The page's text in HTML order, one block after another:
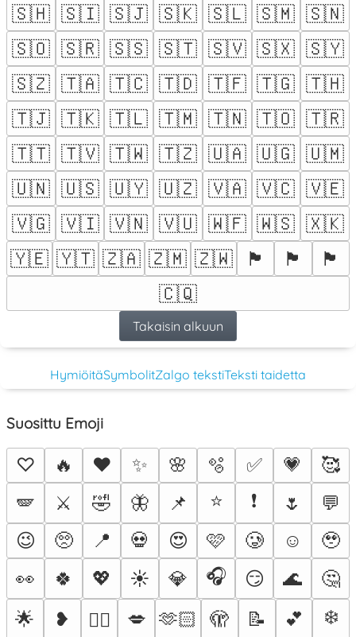
🇸🇭 🇸🇮 🇸🇯 🇸🇰 🇸🇱 🇸🇲 🇸🇳
🇸🇴 🇸🇷 🇸🇸 🇸🇹 🇸🇻 🇸🇽 🇸🇾
🇸🇿 🇹🇦 🇹🇨 🇹🇩 🇹🇫 🇹🇬 🇹🇭
🇹🇯 🇹🇰 🇹🇱 🇹🇲 🇹🇳 🇹🇴 🇹🇷
🇹🇹 🇹🇻 🇹🇼 🇹🇿 🇺🇦 🇺🇬 🇺🇲
🇺🇳 🇺🇸 🇺🇾 🇺🇿 🇻🇦 🇻🇨 🇻🇪
🇻🇬 🇻🇮 🇻🇳 🇻🇺 🇼🇫 🇼🇸 🇽🇰
🇾🇪 🇾🇹 🇿🇦 🇿🇲 🇿🇼 🏴󠁧󠁢󠁥󠁮󠁧󠁿 🏴󠁧󠁢󠁳󠁣󠁴󠁿
🏴󠁧󠁢󠁷󠁬󠁳󠁿
🇨🇶
Takaisin alkuun
HymiöitäSymbolitZalgo tekstiTeksti taidetta
Suosittu Emoji
♡ 🔥 ❤️ ✨ 🌸 🫧 ✅ 💗
🥰
🪽
⚔️ 🤣 🦋 📌 ⭐ ❗ 🌷
💬
😉
🥺 📍 💀 😍 🩷 🥲 ☺️
🥹
👀
🍀 💖 ☀️ 💎 🎧 😏 🌊
🤔
🌟
❥ ❤️‍🔥 💋 🫶🏻 🫣 📝 💕
❄️